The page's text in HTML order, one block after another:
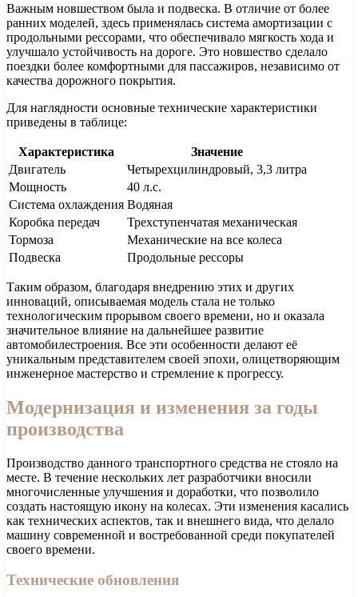
Важным новшеством была и подвеска. В отличие от более
ранних моделей, здесь применялась система амортизации с
продольными рессорами, что обеспечивало мягкость хода и
улучшало устойчивость на дороге. Это новшество сделало
поездки более комфортными для пассажиров, независимо от
качества дорожного покрытия.
Для наглядности основные технические характеристики
приведены в таблице:
Характеристика
Значение
Двигатель
Четырехцилиндровый, 3,3 литра
Мощность
40 л.с.
Система охлаждения Водяная
Коробка передач
Трехступенчатая механическая
Тормоза
Механические на все колеса
Подвеска
Продольные рессоры
Таким образом, благодаря внедрению этих и других
инноваций, описываемая модель стала не только
технологическим прорывом своего времени, но и оказала
значительное влияние на дальнейшее развитие
автомобилестроения. Все эти особенности делают её
уникальным представителем своей эпохи, олицетворяющим
инженерное мастерство и стремление к прогрессу.
Модернизация и изменения за годы
производства
Производство данного транспортного средства не стояло на
месте. В течение нескольких лет разработчики вносили
многочисленные улучшения и доработки, что позволило
создать настоящую икону на колесах. Эти изменения касались
как технических аспектов, так и внешнего вида, что делало
машину современной и востребованной среди покупателей
своего времени.
Технические обновления